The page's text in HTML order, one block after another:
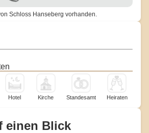
Schloss Hanseberg vorhanden.
Hotel Kirche Standesamt Heiraten
einen Blick